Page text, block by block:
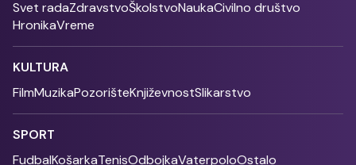
Svet radaZdravstvoŠkolstvoNaukaCivilno društvo
HronikaVreme
KULTURA
FilmMuzikaPozorišteKnjiževnostSlikarstvo
SPORT
FudbalKošarkaTenisOdbojkaVaterpoloOstalo